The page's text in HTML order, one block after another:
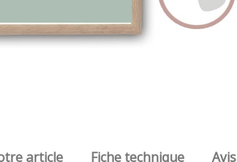
article Fiche technique Avis